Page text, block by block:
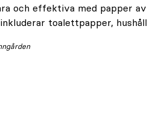
och effektiva med papper
toalettpapper,
världen över Torks